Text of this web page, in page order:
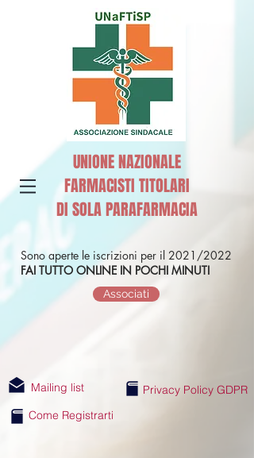
UNIONE NAZIONALE
FARMACISTI TITOLARI
DI SOLA PARAFARMACIA
Sono aperte le iscrizioni per il 2021/2022
FAI TUTTO ONLINE IN POCHI MINUTI
Associati
Privacy Policy GDPR
Mailing list
Come Registrarti